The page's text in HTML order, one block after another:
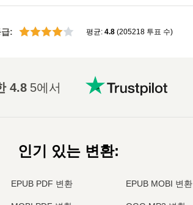
: 평균: 4.8 (205218 투표 수)
4.8 5에서
인기 있는 변환:
EPUB PDF 변환 EPUB MOBI 변환